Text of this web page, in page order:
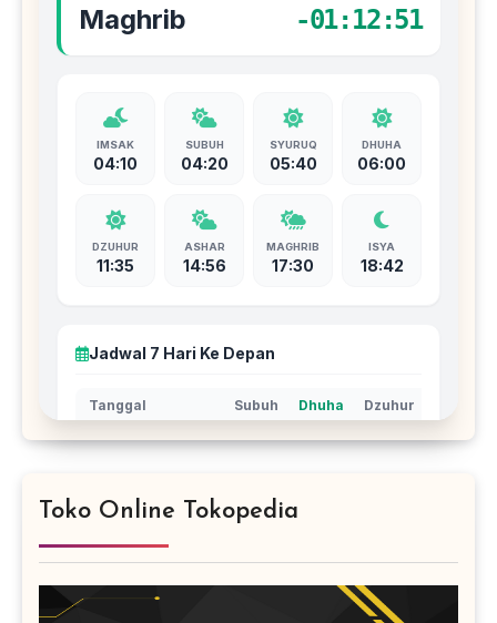
Toko Online Tokopedia